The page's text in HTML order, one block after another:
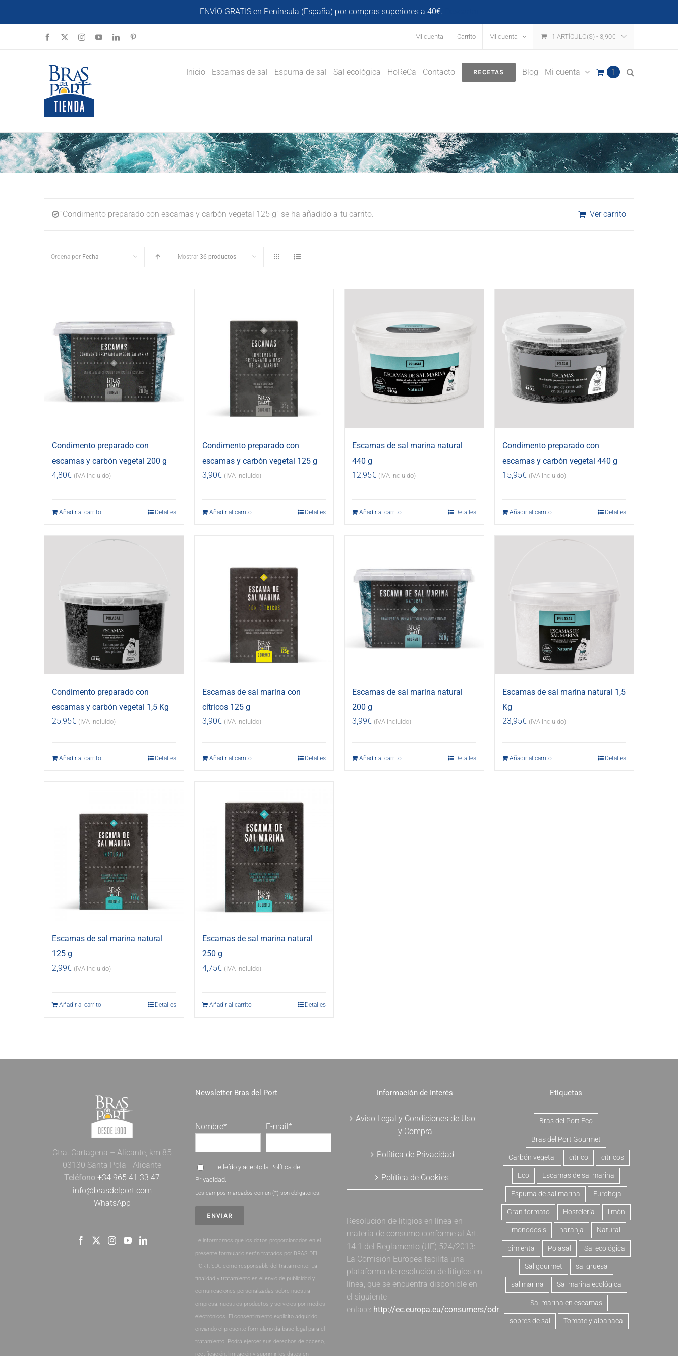
ENVÍO GRATIS en Península (España) por compras superiores a 40€.
Facebook InstagramYouTubeLinkedIn Mi cuenta Carrito Mi cuenta 1 ARTÍCULO(S) - 3,90€
Inicio Escamas de sal Espuma de sal Sal ecológica HoReCa Contacto RECETAS Blog Mi cuenta 1
“Condimento preparado con escamas y carbón vegetal 125 g” se ha añadido a tu carrito. Ver carrito
Ordena por Fecha Mostrar 36 productos
Condimento preparado con
escamas y carbón vegetal 200 g
4,80€ (IVA incluido)
Añadir al carrito Detalles
Condimento preparado con
escamas y carbón vegetal 125 g
3,90€ (IVA incluido)
Añadir al carrito Detalles
Escamas de sal marina natural
440 g
12,95€ (IVA incluido)
Añadir al carrito Detalles
Condimento preparado con
escamas y carbón vegetal 440 g
15,95€ (IVA incluido)
Añadir al carrito Detalles
Condimento preparado con
escamas y carbón vegetal 1,5 Kg
25,95€ (IVA incluido)
Añadir al carrito Detalles
Escamas de sal marina con
cítricos 125 g
3,90€ (IVA incluido)
Añadir al carrito Detalles
Escamas de sal marina natural
200 g
3,99€ (IVA incluido)
Añadir al carrito Detalles
Escamas de sal marina natural 1,5
Kg
23,95€ (IVA incluido)
Añadir al carrito Detalles
Escamas de sal marina natural
125 g
2,99€ (IVA incluido)
Añadir al carrito Detalles
Escamas de sal marina natural
250 g
4,75€ (IVA incluido)
Añadir al carrito Detalles
Ctra. Cartagena – Alicante, km 85
03130 Santa Pola - Alicante
Teléfono +34 965 41 33 47
info@brasdelport.com
WhatsApp
Newsletter Bras del Port
Nombre* E-mail*
He leído y acepto la Política de
Privacidad
Los campos marcados con un (*) son obligatorios.
Le informamos que los datos proporcionados en el
presente formulario serán tratados por BRAS DEL
PORT, S.A. como responsable del tratamiento. La
finalidad y tratamiento es el envío de publicidad y
comunicaciones personalizadas sobre nuestra
empresa, nuestros productos y servicios por medios
electrónicos. El consentimiento explícito adquirido
enviando el presente formulario da base legal para el
tratamiento. Podrá ejercer sus derechos de acceso,
rectificación, limitación y suprimir los datos en
Información de Interés
Aviso Legal y Condiciones de Uso
y Compra
Política de Privacidad
Política de Cookies
Resolución de litigios en línea en
materia de consumo conforme al Art.
14.1 del Reglamento (UE) 524/2013:
La Comisión Europea facilita una
plataforma de resolución de litigios en
línea, que se encuentra disponible en
el siguiente
enlace: http://ec.europa.eu/consumers/odr.
Etiquetas
Bras del Port Eco
Bras del Port Gourmet
Carbón vegetal cítrico cítricos
Eco Escamas de sal marina
Espuma de sal marina Eurohoja
Gran formato Hostelería limón
monodosis naranja Natural
pimienta Polasal Sal ecológica
Sal gourmet sal gruesa
sal marina Sal marina ecológica
Sal marina en escamas
sobres de sal Tomate y albahaca